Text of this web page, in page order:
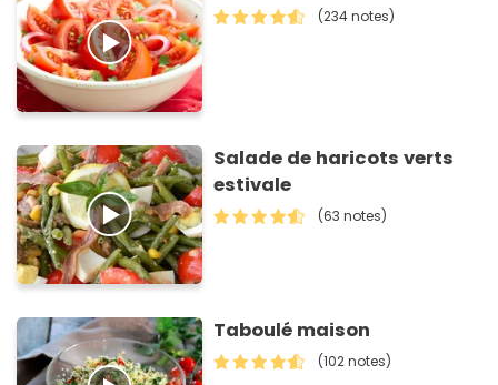
(234 notes)
Salade de haricots verts
estivale
(63 notes)
Taboulé maison
(102 notes)